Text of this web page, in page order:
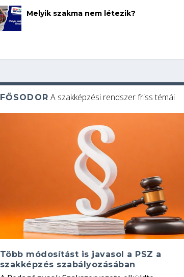
Melyik szakma nem létezik?
FŐSODOR A szakképzési rendszer friss témái
Több módosítást is javasol a PSZ a
szakképzés szabályozásában